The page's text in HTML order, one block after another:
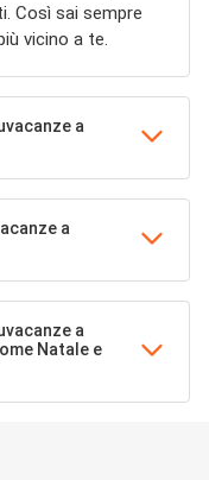
Così sai sempre
vicino a te.
a
a
a
Natale e